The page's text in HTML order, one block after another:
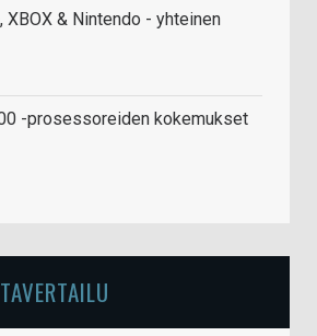
XBOX & Nintendo - yhteinen
-prosessoreiden kokemukset